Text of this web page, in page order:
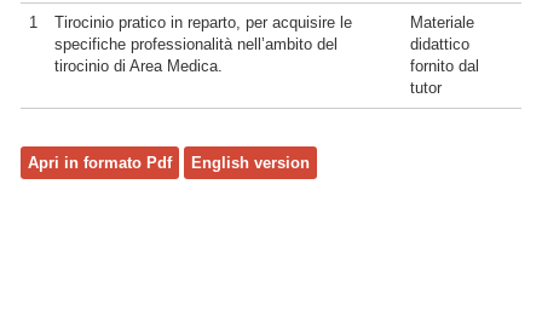
1
Tirocinio pratico in reparto, per acquisire le
specifiche professionalità nell’ambito del
tirocinio di Area Medica.
Materiale
didattico
fornito dal
tutor
Apri in formato Pdf English version